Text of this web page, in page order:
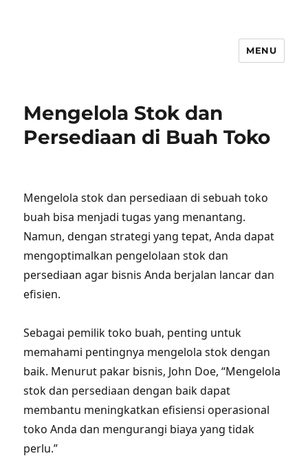
MENU
Mengelola Stok dan
Persediaan di Buah Toko
Mengelola stok dan persediaan di sebuah toko
buah bisa menjadi tugas yang menantang.
Namun, dengan strategi yang tepat, Anda dapat
mengoptimalkan pengelolaan stok dan
persediaan agar bisnis Anda berjalan lancar dan
efisien.
Sebagai pemilik toko buah, penting untuk
memahami pentingnya mengelola stok dengan
baik. Menurut pakar bisnis, John Doe, “Mengelola
stok dan persediaan dengan baik dapat
membantu meningkatkan efisiensi operasional
toko Anda dan mengurangi biaya yang tidak
perlu.”